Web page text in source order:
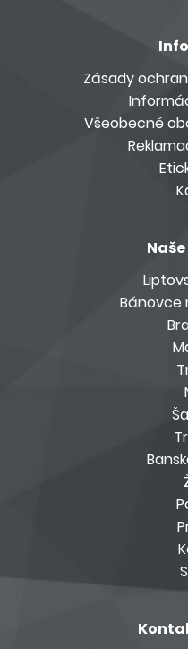
Zásady
Všeobecné
Bánovce